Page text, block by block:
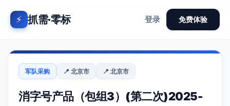
⚡ 抓需·零标 登录 免费体验
军队采购 📍 北京市 📍 北京市
消字号产品（包组3）(第二次)2025-